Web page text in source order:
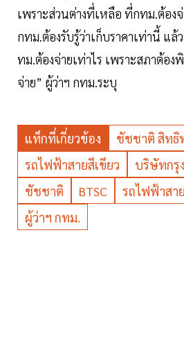
เพราะส่วนต่างที่เหลือ ที่กทม.ต้อง
กทม.ต้องรับรู้ว่าเก็บราคาเท่านี้ แล้
ทม.ต้องจ่ายเท่าไร เพราะสภาต้อ
จ่าย” ผู้ว่าฯ กทม.ระบุ
แท็กที่เกี่ยวข้อง
ชัชชาติ สิทธิ
รถไฟฟ้าสายสีเขียว
บริษัทกรุ
ชัชชาติ
BTSC
รถไฟฟ้าสา
ผู้ว่าฯ กทม.